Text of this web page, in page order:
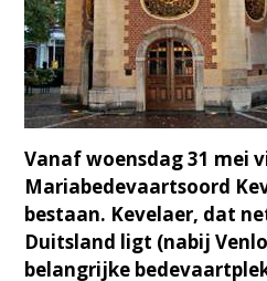
Vanaf woensdag 31 mei
Mariabedevaartsoord
bestaan. Kevelaer, dat
Duitsland ligt (nabij
belangrijke